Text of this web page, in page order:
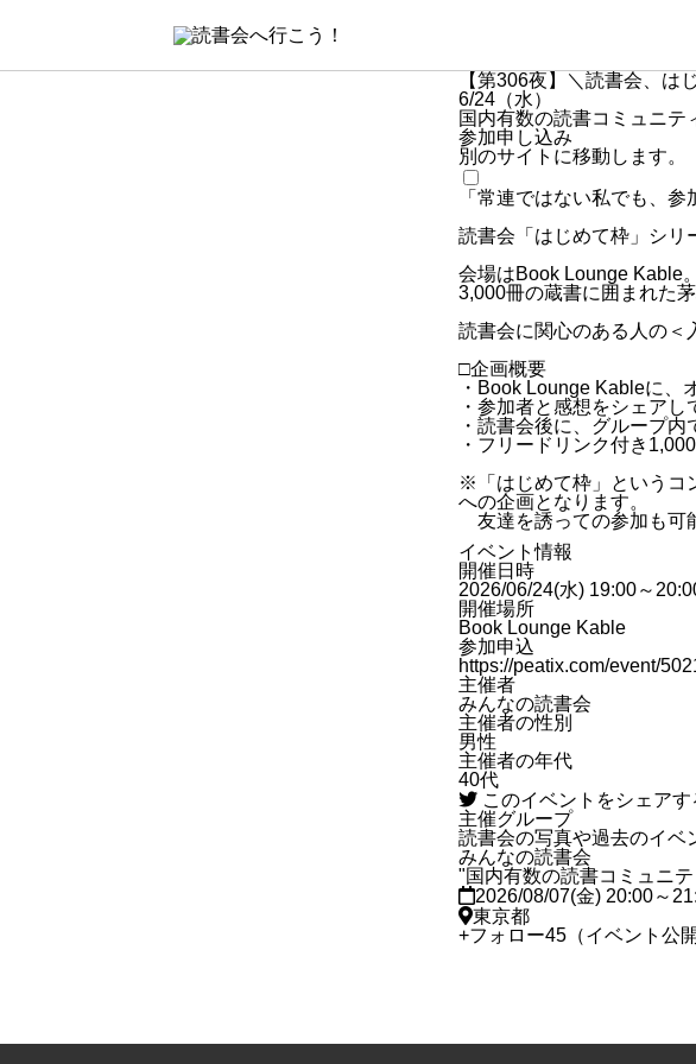
【第306夜】＼読書会、
6/24（水）
国内有数の読書コミュニテ
参加申し込み
別のサイトに移動します。
「常連ではない私でも、
読書会「はじめて枠」シリ
会場はBook Lounge Kable。
3,000冊の蔵書に囲まれた
読書会に関心のある人の＜
□企画概要
・Book Lounge Kableに、
・参加者と感想をシェアし
・読書会後に、グループ
・フリードリンク付き
※「はじめて枠」というコ
への企画となります。
友達を誘っての参加も可
イベント情報
開催日時
2026/06/24(水) 19:00～
開催場所
Book Lounge Kable
参加申込
https://peatix.com/event/
主催者
みんなの読書会
主催者の性別
男性
主催者の年代
40代
このイベントをシェアす
主催グループ
読書会の写真や過去のイベ
みんなの読書会
"国内有数の読書コミュニ
2026/08/07(金) 20:00～
東京都
+フォロー45 （イベント公